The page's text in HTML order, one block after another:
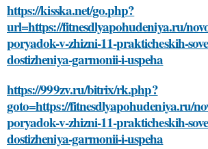
https://kisska.net/go.php?
url=https://fitnesdlyapohudeniya.ru/
poryadok-v-zhizni-11-prakticheskih-
dostizheniya-garmonii-i-uspeha
https://999zv.ru/bitrix/rk.php?
goto=https://fitnesdlyapohudeniya.ru/
poryadok-v-zhizni-11-prakticheskih-
dostizheniya-garmonii-i-uspeha